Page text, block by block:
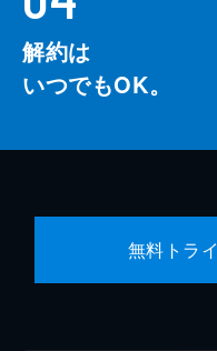
解約は
いつでもOK。
無料トラ